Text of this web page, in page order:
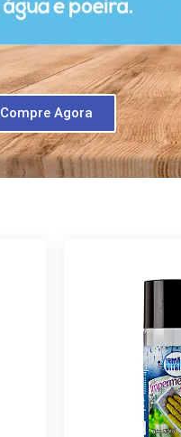
Compre Agora